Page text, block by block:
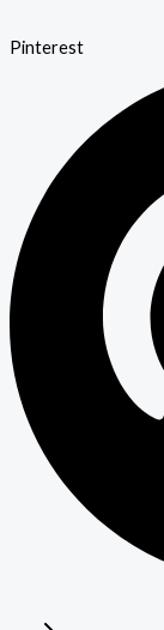
Pinterest